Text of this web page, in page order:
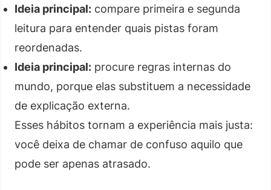
Ideia principal: compare primeira e segunda
leitura para entender quais pistas foram
reordenadas.
Ideia principal: procure regras internas do
mundo, porque elas substituem a necessidade
de explicação externa.
Esses hábitos tornam a experiência mais justa:
você deixa de chamar de confuso aquilo que
pode ser apenas atrasado.